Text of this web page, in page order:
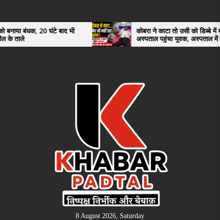
the
content
घंटे बाद भी
कोबरा ने काटा तो उसी को डिब्बे में बंद कर
अस्पताल पहुंचा युवक, अस्पताल में देखकर डॉक्टर
भी रह गए हैरान
8 August 2026, Saturday